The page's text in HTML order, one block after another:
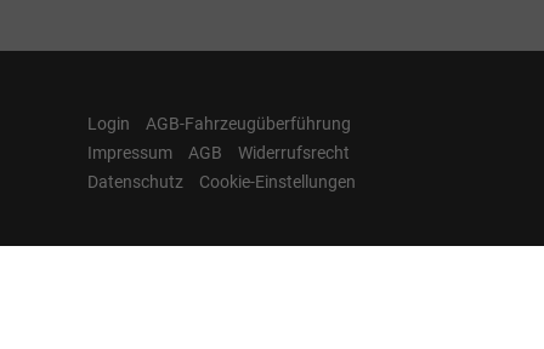
Login
AGB-Fahrzeugüberführung
Impressum
AGB
Widerrufsrecht
Datenschutz
Cookie-Einstellungen